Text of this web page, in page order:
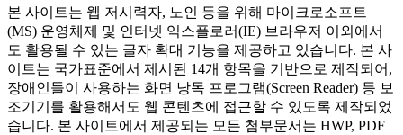
본 사이트는 웹 저시력자, 노인 등을 위해 마이크로소프트
(MS) 운영체제 및 인터넷 익스플로러(IE) 브라우저 이외에서
도 활용될 수 있는 글자 확대 기능을 제공하고 있습니다. 본 사
이트는 국가표준에서 제시된 14개 항목을 기반으로 제작되어,
장애인들이 사용하는 화면 낭독 프로그램(Screen Reader) 등 보
조기기를 활용해서도 웹 콘텐츠에 접근할 수 있도록 제작되었
습니다. 본 사이트에서 제공되는 모든 첨부문서는 HWP, PDF